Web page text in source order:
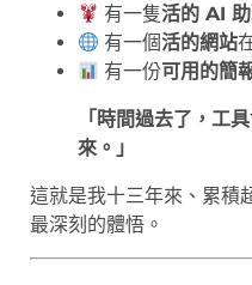
有一隻活的 AI
有一個活的網站
有一份可用的簡
「時間過去了，工
來。」
這就是我十三年來、累積
最深刻的體悟。